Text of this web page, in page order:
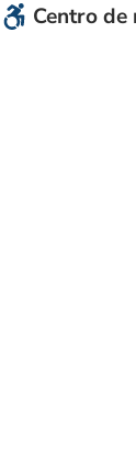
Centro de